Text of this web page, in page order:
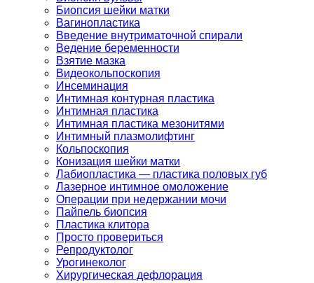
Биопсия шейки матки
Вагинопластика
Введение внутриматочной спирали
Ведение беременности
Взятие мазка
Видеокольпоскопия
Инсеминация
Интимная контурная пластика
Интимная пластика
Интимная пластика мезонитями
Интимный плазмолифтинг
Кольпоскопия
Конизация шейки матки
Лабиопластика — пластика половых губ
Лазерное интимное омоложение
Операции при недержании мочи
Пайпель биопсия
Пластика клитора
Просто провериться
Репродуктолог
Урогинеколог
Хирургическая дефлорация